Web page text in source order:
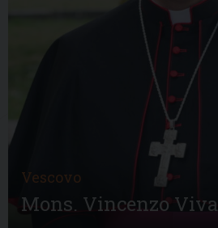
Vescovo
Mons. Vincenzo Viva